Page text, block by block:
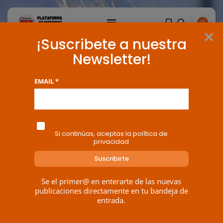
×
¡Suscribete a nuestra
Newsletter!
EMAIL *
Si continúas, aceptas la política de
privacidad
Se el primer@ en enterarte de las nuevas
publicaciones directamente en tu bandeja de
entrada.